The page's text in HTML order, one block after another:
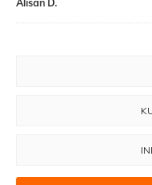
Alisan D.